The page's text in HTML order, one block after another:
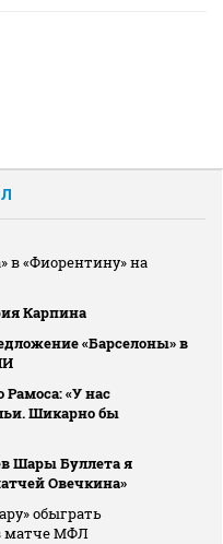
в «Фиорентину» на
Карпина
«Барселоны» в
Рамоса: «У нас
Шикарно бы
Шары Буллета я
Овечкина»
обыграть
матче МФЛ